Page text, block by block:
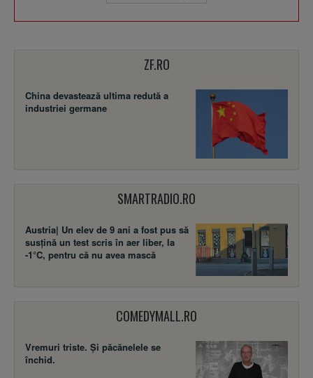
ZF.RO
China devastează ultima redută a
industriei germane
SMARTRADIO.RO
Austria| Un elev de 9 ani a fost pus să
susţină un test scris în aer liber, la
-1°C, pentru că nu avea mască
COMEDYMALL.RO
Vremuri triste. Şi păcănelele se
închid.